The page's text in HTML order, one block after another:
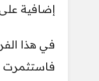
إضافية
في هذا
فاستثمرت